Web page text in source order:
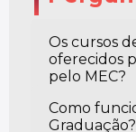
Os cursos
oferecidos
pelo MEC?
Como